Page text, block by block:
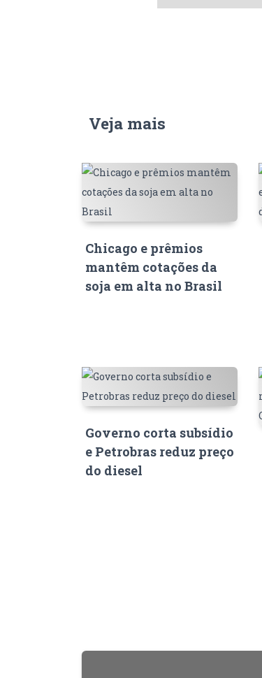
Veja mais
Chicago e prêmios
mantêm cotações da
soja em alta no Brasil
Governo corta subsídio
e Petrobras reduz preço
do diesel